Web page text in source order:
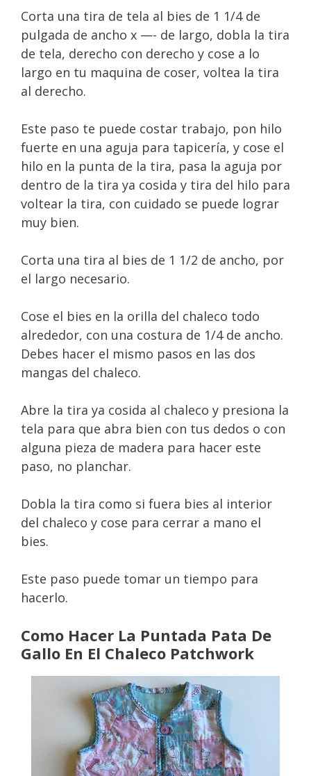
Corta una tira de tela al bies de 1 1/4 de
pulgada de ancho x —- de largo, dobla la tira
de tela, derecho con derecho y cose a lo
largo en tu maquina de coser, voltea la tira
al derecho.
Este paso te puede costar trabajo, pon hilo
fuerte en una aguja para tapicería, y cose el
hilo en la punta de la tira, pasa la aguja por
dentro de la tira ya cosida y tira del hilo para
voltear la tira, con cuidado se puede lograr
muy bien.
Corta una tira al bies de 1 1/2 de ancho, por
el largo necesario.
Cose el bies en la orilla del chaleco todo
alrededor, con una costura de 1/4 de ancho.
Debes hacer el mismo pasos en las dos
mangas del chaleco.
Abre la tira ya cosida al chaleco y presiona la
tela para que abra bien con tus dedos o con
alguna pieza de madera para hacer este
paso, no planchar.
Dobla la tira como si fuera bies al interior
del chaleco y cose para cerrar a mano el
bies.
Este paso puede tomar un tiempo para
hacerlo.
Como Hacer La Puntada Pata De
Gallo En El Chaleco Patchwork